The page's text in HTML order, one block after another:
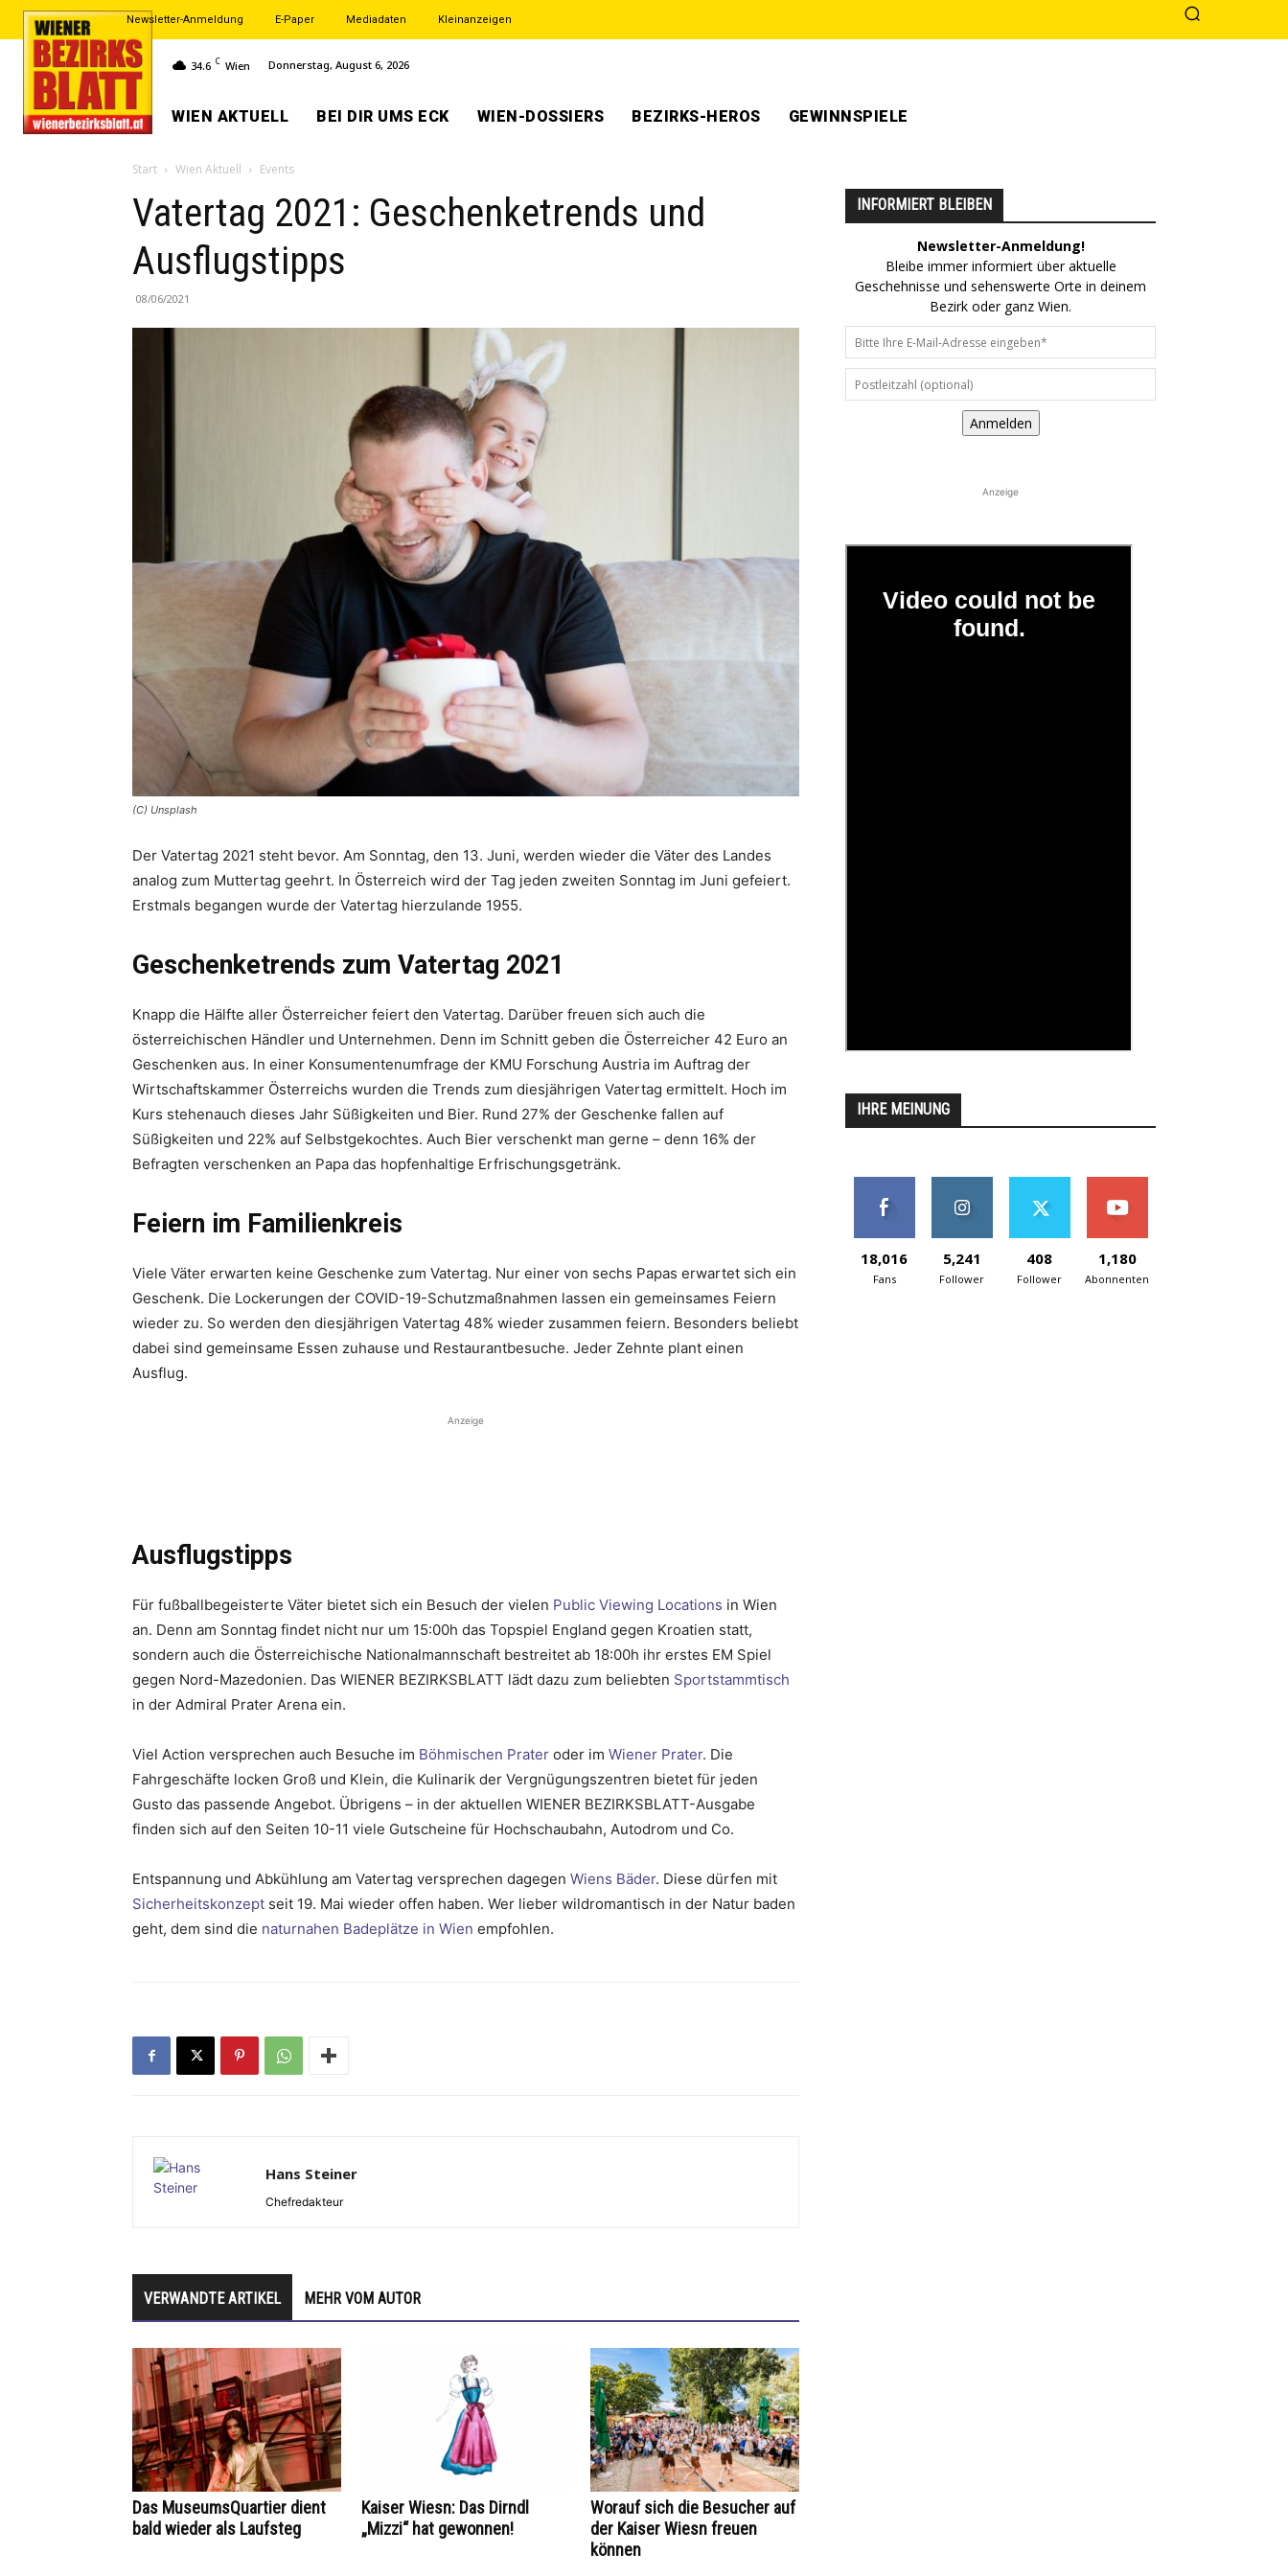
Newsletter-Anmeldung E-Paper Mediadaten Kleinanzeigen
34.6 C Wien Donnerstag, August 6, 2026
WIEN AKTUELL BEI DIR UMS ECK WIEN-DOSSIERS BEZIRKS-HEROS GEWINNSPIELE
Start Wien Aktuell Events
Vatertag 2021: Geschenketrends und
Ausflugstipps
08/06/2021
(C) Unsplash
Der Vatertag 2021 steht bevor. Am Sonntag, den 13. Juni, werden wieder die Väter des Landes
analog zum Muttertag geehrt. In Österreich wird der Tag jeden zweiten Sonntag im Juni gefeiert.
Erstmals begangen wurde der Vatertag hierzulande 1955.
Geschenketrends zum Vatertag 2021
Knapp die Hälfte aller Österreicher feiert den Vatertag. Darüber freuen sich auch die
österreichischen Händler und Unternehmen. Denn im Schnitt geben die Österreicher 42 Euro an
Geschenken aus. In einer Konsumentenumfrage der KMU Forschung Austria im Auftrag der
Wirtschaftskammer Österreichs wurden die Trends zum diesjährigen Vatertag ermittelt. Hoch im
Kurs stehenauch dieses Jahr Süßigkeiten und Bier. Rund 27% der Geschenke fallen auf
Süßigkeiten und 22% auf Selbstgekochtes. Auch Bier verschenkt man gerne – denn 16% der
Befragten verschenken an Papa das hopfenhaltige Erfrischungsgetränk.
Feiern im Familienkreis
Viele Väter erwarten keine Geschenke zum Vatertag. Nur einer von sechs Papas erwartet sich ein
Geschenk. Die Lockerungen der COVID-19-Schutzmaßnahmen lassen ein gemeinsames Feiern
wieder zu. So werden den diesjährigen Vatertag 48% wieder zusammen feiern. Besonders beliebt
dabei sind gemeinsame Essen zuhause und Restaurantbesuche. Jeder Zehnte plant einen
Ausflug.
Anzeige
Ausflugstipps
Für fußballbegeisterte Väter bietet sich ein Besuch der vielen Public Viewing Locations in Wien
an. Denn am Sonntag findet nicht nur um 15:00h das Topspiel England gegen Kroatien statt,
sondern auch die Österreichische Nationalmannschaft bestreitet ab 18:00h ihr erstes EM Spiel
gegen Nord-Mazedonien. Das WIENER BEZIRKSBLATT lädt dazu zum beliebten Sportstammtisch
in der Admiral Prater Arena ein.
Viel Action versprechen auch Besuche im Böhmischen Prater oder im Wiener Prater. Die
Fahrgeschäfte locken Groß und Klein, die Kulinarik der Vergnügungszentren bietet für jeden
Gusto das passende Angebot. Übrigens – in der aktuellen WIENER BEZIRKSBLATT-Ausgabe
finden sich auf den Seiten 10-11 viele Gutscheine für Hochschaubahn, Autodrom und Co.
Entspannung und Abkühlung am Vatertag versprechen dagegen Wiens Bäder. Diese dürfen mit
Sicherheitskonzept seit 19. Mai wieder offen haben. Wer lieber wildromantisch in der Natur baden
geht, dem sind die naturnahen Badeplätze in Wien empfohlen.
Hans Steiner
Chefredakteur
VERWANDTE ARTIKEL MEHR VOM AUTOR
Das MuseumsQuartier dient
bald wieder als Laufsteg
Kaiser Wiesn: Das Dirndl
„Mizzi“ hat gewonnen!
Worauf sich die Besucher auf
der Kaiser Wiesn freuen
können
INFORMIERT BLEIBEN
Newsletter-Anmeldung!
Bleibe immer informiert über aktuelle
Geschehnisse und sehenswerte Orte in deinem
Bezirk oder ganz Wien.
Anmelden
Anzeige
IHRE MEINUNG
18,016
Fans
5,241
Follower
408
Follower
1,180
Abonnenten